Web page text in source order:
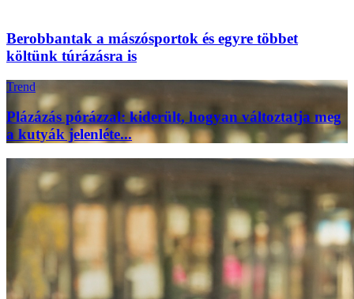
Berobbantak a mászósportok és egyre többet
költünk túrázásra is
Trend
Plázázás pórázzal: kiderült, hogyan változtatja meg
a kutyák jelenléte...